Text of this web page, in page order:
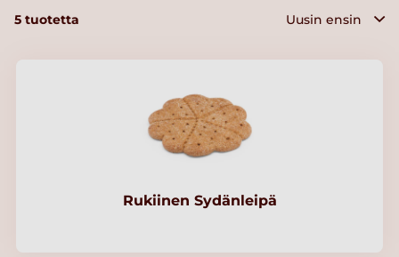
5 tuotetta
Rukiinen Sydänleipä